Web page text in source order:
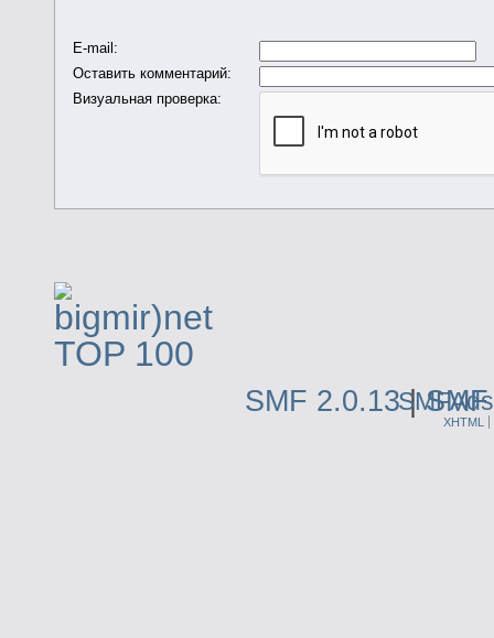
E-mail :
Оставить комментарий:
Визуальная проверка:
SMF 2.0.13|
SMFAds
XHTML